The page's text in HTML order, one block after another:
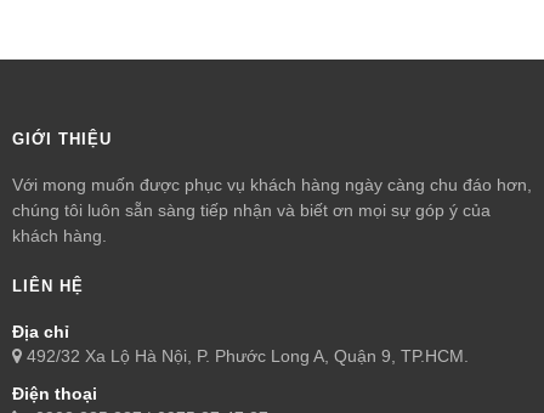
GIỚI THIỆU
Với mong muốn được phục vụ khách hàng ngày càng chu đáo hơn,
chúng tôi luôn sẵn sàng tiếp nhận và biết ơn mọi sự góp ý của
khách hàng.
LIÊN HỆ
Địa chỉ
492/32 Xa Lộ Hà Nội, P. Phước Long A, Quận 9, TP.HCM.
Điện thoại